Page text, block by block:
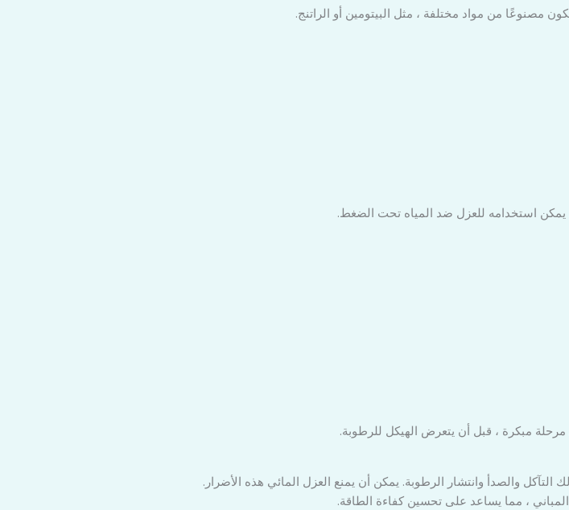
من مواد مختلفة ، مثل البيتومين أو الراتنج.
يمكن استخدامه للعزل ضد المياه تحت الضغط.
مبكرة ، قبل أن يتعرض الهيكل للرطوبة.
والصدأ وانتشار الرطوبة. يمكن أن يمنع العزل المائي هذه الأضرار.
، مما يساعد على تحسين كفاءة الطاقة.